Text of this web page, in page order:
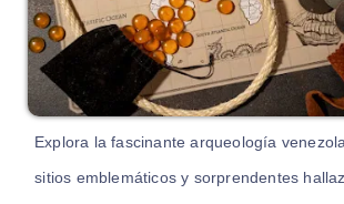
Explora la fascinante arqueología
sitios emblemáticos y sorprendentes